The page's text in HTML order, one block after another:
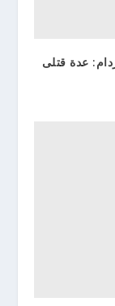
عدة قتلى